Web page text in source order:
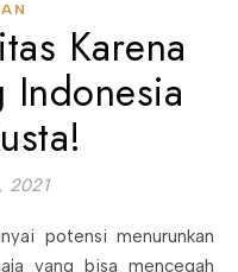
Karena
Indonesia
2021
yang bisa mencegah